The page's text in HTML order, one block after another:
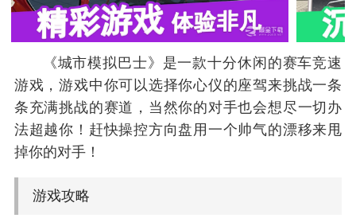
《城市模拟巴士》是一款十分休闲的赛车竞速
游戏，游戏中你可以选择你心仪的座驾来挑战一条
条充满挑战的赛道，当然你的对手也会想尽一切办
法超越你！赶快操控方向盘用一个帅气的漂移来甩
掉你的对手！
游戏攻略